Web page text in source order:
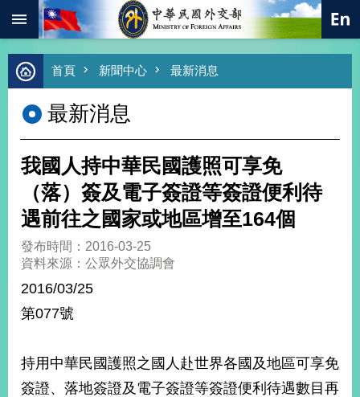
跳到主要內容區塊
進
階
尋
熱
總
合
外
交
值
經
濟
首頁 新聞中心 最新消息
最新消息
我國人持中華民國護照可享免
（落）簽及電子簽證等簽證便利待
遇前往之國家或地區增至164個
發布時間：2016-03-25
資料來源：公眾外交協調會
2016/03/25
第077號
持用中華民國護照之國人赴世界各國及地區可享免
簽證、落地簽證及電子簽證等簽證便利待遇數目再